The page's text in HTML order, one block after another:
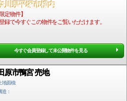
川県平塚市横内
定物件】
録で今すぐこの物件をご覧いただけます。
今すぐ会員登録して未公開物件を見る
原市鴨宮 売地
地面積:
造：